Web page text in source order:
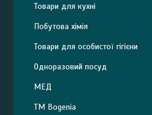
Товари для кухні
Побутова хімія
Товари для особистої гігієни
Одноразовий посуд
МЕД
ТМ Bogenia